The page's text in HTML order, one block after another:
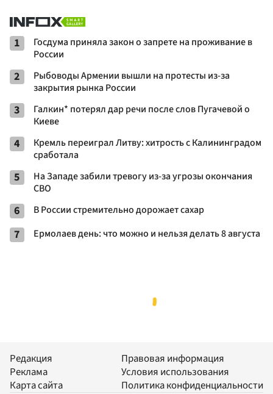
1
Госдума приняла закон о запрете на проживание в
России
2
Рыбоводы Армении вышли на протесты из-за
закрытия рынка России
3
Галкин* потерял дар речи после слов Пугачевой о
Киеве
4
Кремль переиграл Литву: хитрость с Калининградом
сработала
5
На Западе забили тревогу из-за угрозы окончания
СВО
6 В России стремительно дорожает сахар
7 Ермолаев день: что можно и нельзя делать 8 августа
Редакция
Реклама
Карта сайта
Правовая информация
Условия использования
Политика конфиденциальности